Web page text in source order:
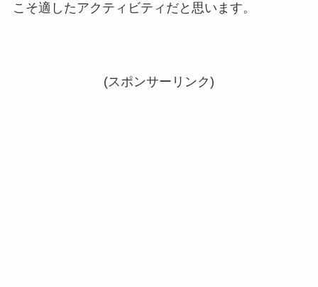
こそ適したアクティビティだと思います。
(スポンサーリンク)